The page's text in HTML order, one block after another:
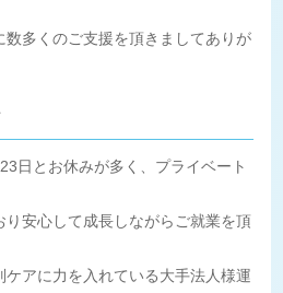
数多くのご支援を頂きましてありが
日とお休みが多く、プライベート
安心して成長しながらご就業を頂
アに力を入れている大手法人様運